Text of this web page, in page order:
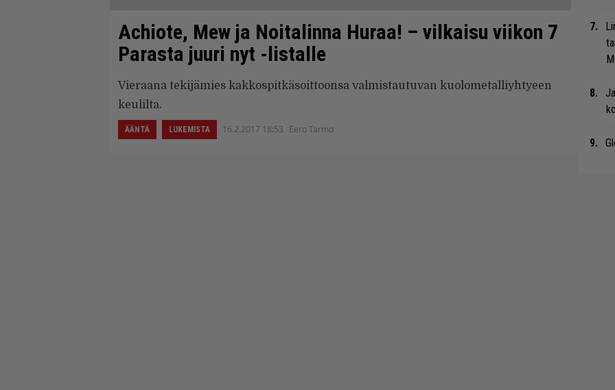
Achiote, Mew ja Noitalinna Huraa! – vilkaisu viikon 7
Parasta juuri nyt -listalle
Vieraana tekijämies kakkospitkäsoittoonsa valmistautuvan kuolometalliyhtyeen
keulilta.
ÄÄNTÄ LUKEMISTA 16.2.2017 18:53 Eero Tarmo